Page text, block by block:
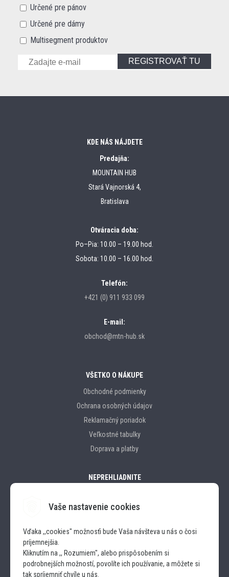
Vaše nastavenie cookies
Vďaka ,,cookies" možnosťi bude Vaša návšteva u nás o čosi
príjemnejšia.
Kliknutím na ,, Rozumiem", alebo prispôsobením si
podrobnejších možností, povolíte ich používanie, a môžete si
tak spríjemniť chvíle u nás.
Určené pre pánov
Určené pre dámy
Multisegment produktov
REGISTROVAŤ TU
KDE NÁS NÁJDETE
Predajňa:
MOUNTAIN HUB
Stará Vajnorská 4,
Bratislava
Otváracia doba:
Po–Pia: 10.00 – 19.00 hod.
Sobota: 10.00 – 16.00 hod.
Telefón:
+421 (0) 911 933 099
E-mail:
obchod@mtn-hub.sk
VŠETKO O NÁKUPE
Obchodné podmienky
Ochrana osobných údajov
Reklamačný poriadok
Veľkostné tabulky
Doprava a platby
NEPREHLIADNITE
INSTAGRAM